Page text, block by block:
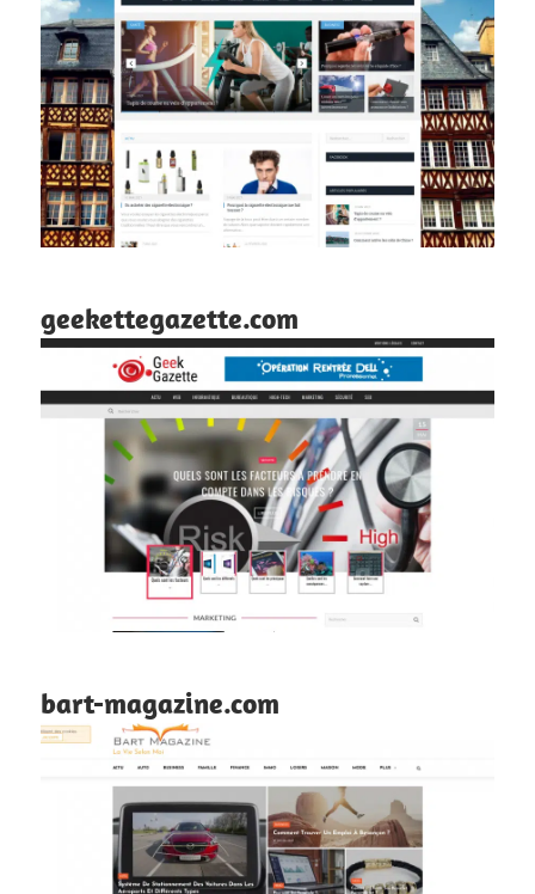
geekettegazette.com
bart-magazine.com